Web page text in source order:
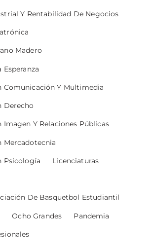
Y Rentabilidad De Negocios
Madero
Esperanza
Comunicación Y Multimedia
Derecho
Imagen Y Relaciones Públicas
Mercadotecnia
Psicología Licenciaturas
De Basquetbol Estudiantil
Ocho Grandes Pandemia